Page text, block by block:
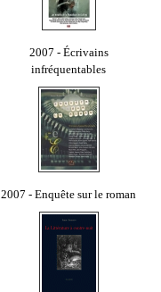
2007 - Écrivains
infréquentables
2007 - Enquête sur le roman